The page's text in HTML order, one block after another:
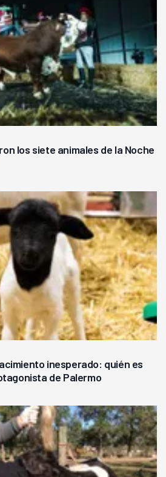
los siete animales de la Noche
inesperado: quién es
de Palermo